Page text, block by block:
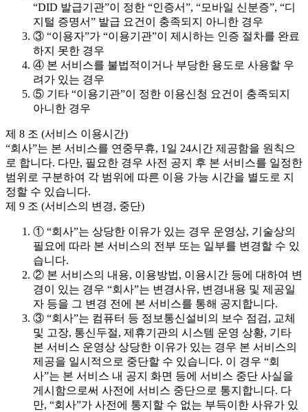
“DID 발급기관”이 정한 “인증서”, “모바일 신분증”, “디
지털 증명서” 발급 요건이 충족되지 아니한 경우
③ “이용자”가 “이용기관”이 제시하는 인증 절차를 완료
하지 못한 경우
④ 본 서비스를 불법적이거나 부당한 용도로 사용할 우
려가 있는 경우
⑤ 기타 “이용기관”이 정한 이용신청 요건이 충족되지
아니한 경우
제 8 조 (서비스 이용시간)
“회사”는 본 서비스를 연중무휴, 1일 24시간 제공함을 원칙으
로 합니다. 다만, 필요한 경우 사전 공지 후 본 서비스를 일정한
범위로 구분하여 각 범위에 따른 이용 가능 시간을 별도로 지
정할 수 있습니다.
제 9 조 (서비스의 변경, 중단)
① “회사”는 상당한 이유가 있는 경우 운영상, 기술상의
필요에 따라 본 서비스의 전부 또는 일부를 변경할 수 있
습니다.
② 본 서비스의 내용, 이용방법, 이용시간 등에 대하여 변
경이 있는 경우 “회사”는 변경사유, 변경내용 및 제공일
자 등을 그 변경 전에 본 서비스를 통해 공지합니다.
③ “회사”는 컴퓨터 등 정보통신설비의 보수 점검, 교체
및 고장, 통신두절, 제휴기관의 시스템 운영 상황, 기타
본 서비스 운영상 상당한 이유가 있는 경우 본 서비스의
제공을 일시적으로 중단할 수 있습니다. 이 경우 “회
사”는 본 서비스 내 공지 화면 등에 서비스 중단 사실을
게시함으로써 사전에 서비스 중단으로 통지합니다. 다
만, “회사”가 사전에 통지할 수 없는 부득이한 사유가 있